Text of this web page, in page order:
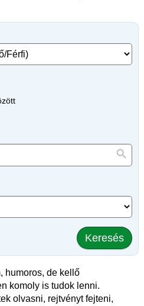
Keresés
humoros, de kellő
komoly is tudok lenni.
olvasni, rejtvényt fejteni,